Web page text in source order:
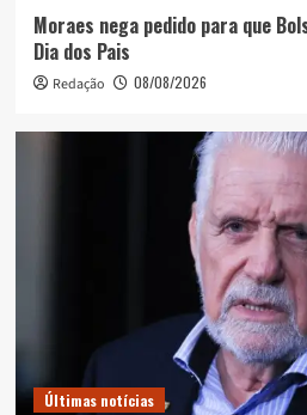
Moraes nega pedido para que
Dia dos Pais
Redação 08/08/2026
Últimas notícias